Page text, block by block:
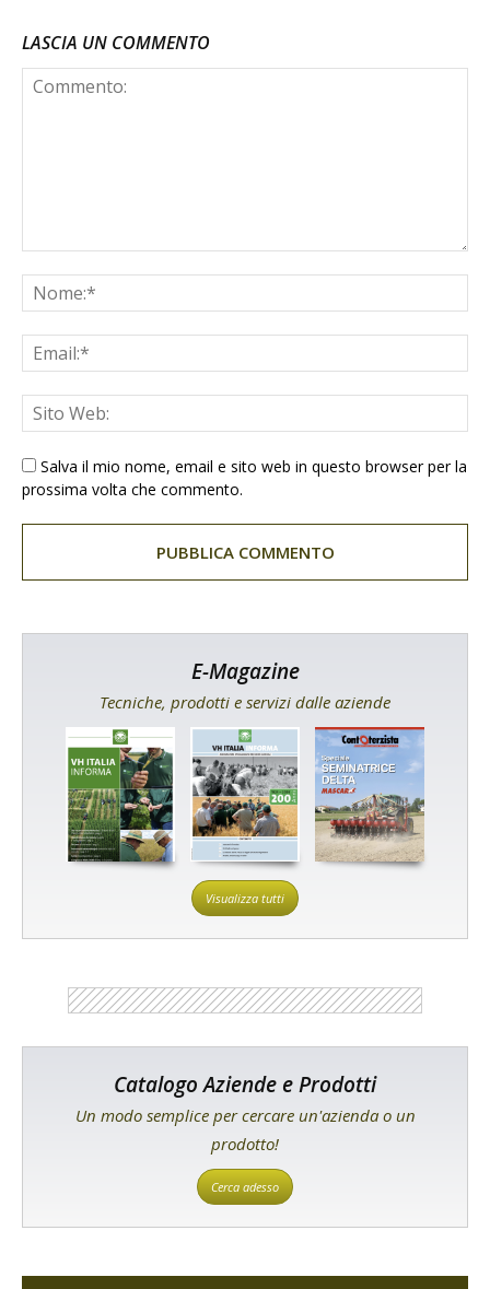
LASCIA UN COMMENTO
Salva il mio nome, email e sito web in questo browser per la
prossima volta che commento.
E-Magazine
Tecniche, prodotti e servizi dalle aziende
Visualizza tutti
Catalogo Aziende e Prodotti
Un modo semplice per cercare un'azienda o un
prodotto!
Cerca adesso